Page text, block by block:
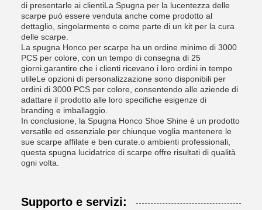
di presentarle ai clientiLa Spugna per la lucentezza delle
scarpe può essere venduta anche come prodotto al
dettaglio, singolarmente o come parte di un kit per la cura
delle scarpe.
La spugna Honco per scarpe ha un ordine minimo di 3000
PCS per colore, con un tempo di consegna di 25
giorni.garantire che i clienti ricevano i loro ordini in tempo
utileLe opzioni di personalizzazione sono disponibili per
ordini di 3000 PCS per colore, consentendo alle aziende di
adattare il prodotto alle loro specifiche esigenze di
branding e imballaggio.
In conclusione, la Spugna Honco Shoe Shine è un prodotto
versatile ed essenziale per chiunque voglia mantenere le
sue scarpe affilate e ben curate.o ambienti professionali,
questa spugna lucidatrice di scarpe offre risultati di qualità
ogni volta.
Supporto e servizi: